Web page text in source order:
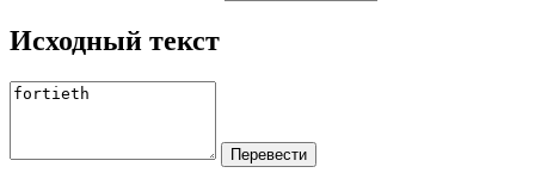
Исходный текст